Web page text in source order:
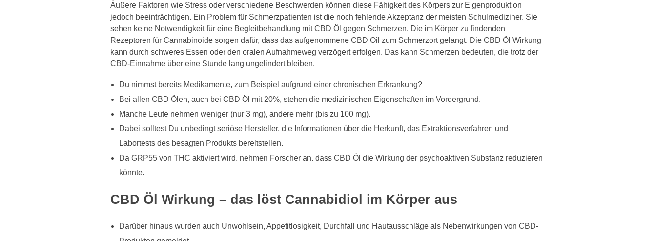
Äußere Faktoren wie Stress oder verschiedene Beschwerden können diese Fähigkeit des Körpers zur Eigenproduktion
jedoch beeinträchtigen. Ein Problem für Schmerzpatienten ist die noch fehlende Akzeptanz der meisten Schulmediziner. Sie
sehen keine Notwendigkeit für eine Begleitbehandlung mit CBD Öl gegen Schmerzen. Die im Körper zu findenden
Rezeptoren für Cannabinoide sorgen dafür, dass das aufgenommene CBD Oil zum Schmerzort gelangt. Die CBD Öl Wirkung
kann durch schweres Essen oder den oralen Aufnahmeweg verzögert erfolgen. Das kann Schmerzen bedeuten, die trotz der
CBD-Einnahme über eine Stunde lang ungelindert bleiben.
Du nimmst bereits Medikamente, zum Beispiel aufgrund einer chronischen Erkrankung?
Bei allen CBD Ölen, auch bei CBD Öl mit 20%, stehen die medizinischen Eigenschaften im Vordergrund.
Manche Leute nehmen weniger (nur 3 mg), andere mehr (bis zu 100 mg).
Dabei solltest Du unbedingt seriöse Hersteller, die Informationen über die Herkunft, das Extraktionsverfahren und
Labortests des besagten Produkts bereitstellen.
Da GRP55 von THC aktiviert wird, nehmen Forscher an, dass CBD Öl die Wirkung der psychoaktiven Substanz reduzieren
könnte.
CBD Öl Wirkung – das löst Cannabidiol im Körper aus
Darüber hinaus wurden auch Unwohlsein, Appetitlosigkeit, Durchfall und Hautausschläge als Nebenwirkungen von CBD-